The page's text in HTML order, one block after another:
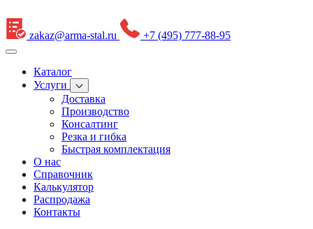
zakaz@arma-stal.ru +7 (495) 777-88-95
Каталог
Услуги
Доставка
Производство
Консалтинг
Резка и гибка
Быстрая комплектация
О нас
Справочник
Калькулятор
Распродажа
Контакты